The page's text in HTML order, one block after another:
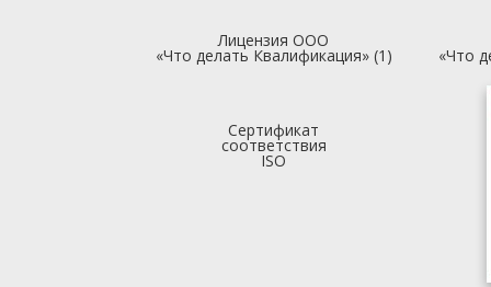
Лицензия ООО
«Что делать Квалификация» (1) «Что
Сертификат
соответствия
ISO